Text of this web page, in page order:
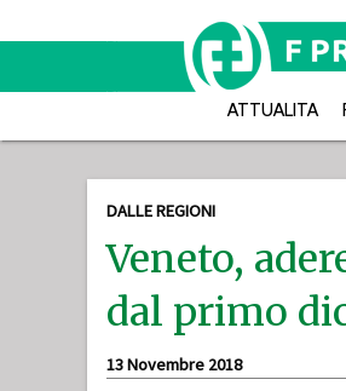
ATTUALITA
DALLE REGIONI
Veneto,
dal primo
13 Novembre 2018